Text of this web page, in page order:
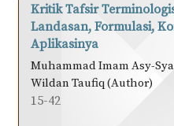
Kritik Tafsir
Landasan, Formulasi,
Aplikasinya
Muhammad Imam Asy-
Wildan Taufiq (Author)
15-42